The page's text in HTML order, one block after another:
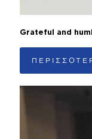
Grateful and